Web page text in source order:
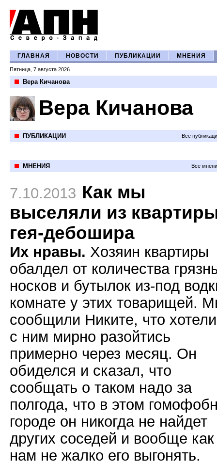
ГЛАВНАЯ НОВОСТИ ПУБЛИКАЦИИ МНЕНИЯ
Пятница, 7 августа 2026
Вера Кичанова
Вера Кичанова
ПУБЛИКАЦИИ Все
МНЕНИЯ Все
7.10.2013 Как мы
выселяли из
гея-дебошира
Их нравы. Хозяин квартиры
обалдел от количества
носков и бутылок из-под
комнате у этих товарищей.
сообщили Никите, что
с ним мирно разойтись
примерно через месяц. Он
обиделся и сказал, что
сообщать о таком надо за
полгода, что в этом
городе он никогда не найдет
других соседей и вообще как
нам не жалко его выгонять.